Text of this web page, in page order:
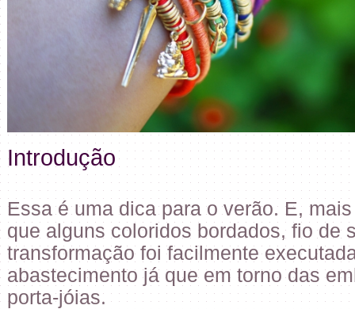
Introdução
Essa é uma dica para o verão. E,
que alguns coloridos bordados, fio de
transformação foi facilmente
abastecimento já que em torno das
porta-jóias.